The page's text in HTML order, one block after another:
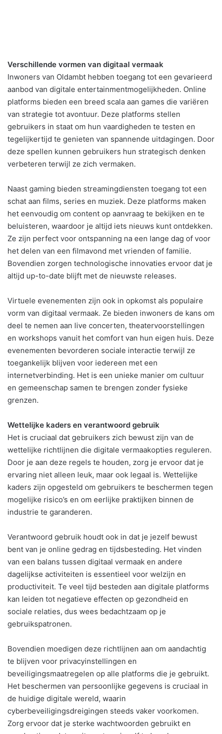
Verschillende vormen van digitaal vermaak
Inwoners van Oldambt hebben toegang tot een gevarieerd
aanbod van digitale entertainmentmogelijkheden. Online
platforms bieden een breed scala aan games die variëren
van strategie tot avontuur. Deze platforms stellen
gebruikers in staat om hun vaardigheden te testen en
tegelijkertijd te genieten van spannende uitdagingen. Door
deze spellen kunnen gebruikers hun strategisch denken
verbeteren terwijl ze zich vermaken.
Naast gaming bieden streamingdiensten toegang tot een
schat aan films, series en muziek. Deze platforms maken
het eenvoudig om content op aanvraag te bekijken en te
beluisteren, waardoor je altijd iets nieuws kunt ontdekken.
Ze zijn perfect voor ontspanning na een lange dag of voor
het delen van een filmavond met vrienden of familie.
Bovendien zorgen technologische innovaties ervoor dat je
altijd up-to-date blijft met de nieuwste releases.
Virtuele evenementen zijn ook in opkomst als populaire
vorm van digitaal vermaak. Ze bieden inwoners de kans om
deel te nemen aan live concerten, theatervoorstellingen
en workshops vanuit het comfort van hun eigen huis. Deze
evenementen bevorderen sociale interactie terwijl ze
toegankelijk blijven voor iedereen met een
internetverbinding. Het is een unieke manier om cultuur
en gemeenschap samen te brengen zonder fysieke
grenzen.
Wettelijke kaders en verantwoord gebruik
Het is cruciaal dat gebruikers zich bewust zijn van de
wettelijke richtlijnen die digitale vermaakopties reguleren.
Door je aan deze regels te houden, zorg je ervoor dat je
ervaring niet alleen leuk, maar ook legaal is. Wettelijke
kaders zijn opgesteld om gebruikers te beschermen tegen
mogelijke risico’s en om eerlijke praktijken binnen de
industrie te garanderen.
Verantwoord gebruik houdt ook in dat je jezelf bewust
bent van je online gedrag en tijdsbesteding. Het vinden
van een balans tussen digitaal vermaak en andere
dagelijkse activiteiten is essentieel voor welzijn en
productiviteit. Te veel tijd besteden aan digitale platforms
kan leiden tot negatieve effecten op gezondheid en
sociale relaties, dus wees bedachtzaam op je
gebruikspatronen.
Bovendien moedigen deze richtlijnen aan om aandachtig
te blijven voor privacyinstellingen en
beveiligingsmaatregelen op alle platforms die je gebruikt.
Het beschermen van persoonlijke gegevens is cruciaal in
de huidige digitale wereld, waarin
cyberbeveiligingsdreigingen steeds vaker voorkomen.
Zorg ervoor dat je sterke wachtwoorden gebruikt en